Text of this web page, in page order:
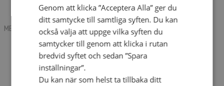
Lediga tjänster
Sommargårdar
MENU
MENU
Search mobile
English
Hej! Vad söker du?
Kontakt
Kalender
Genom att klicka ”Acceptera Alla” ger du
ditt samtycke till samtliga syften. Du kan
också välja att uppge vilka syften du
samtycker till genom att klicka i rutan
bredvid syftet och sedan ”Spara
inställningar”.
Du kan när som helst ta tillbaka ditt